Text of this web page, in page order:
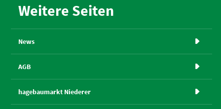
Weitere Seiten
News 
AGB 
hagebaumarkt Niederer 